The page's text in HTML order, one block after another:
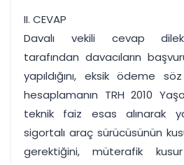
II. CEVAP
Davalı vekili cevap
tarafından davacıların
yapıldığını, eksik ödeme
hesaplamanın TRH 2010
teknik faiz esas alınarak
sigortalı araç sürücüsünün
gerektiğini, müterafik kusur